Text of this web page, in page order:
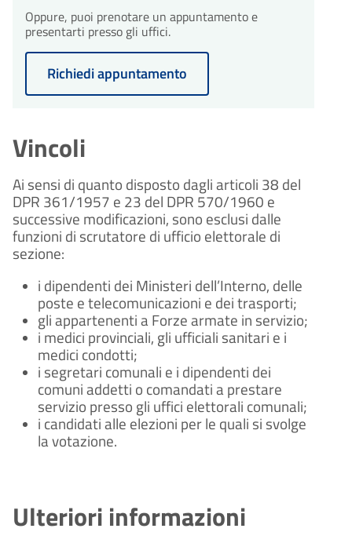
Il procedimento amministrativo
sarà concluso entro un massimo
di 30 giorni dalla presentazione
30 Conclusione del
procedimento
Il procedimento amministrativo
sarà concluso entro un massimo
di 30 giorni dalla presentazione
Oppure, puoi prenotare un appuntamento e
presentarti presso gli uffici.
Richiedi appuntamento
Vincoli
Ai sensi di quanto disposto dagli articoli 38 del
DPR 361/1957 e 23 del DPR 570/1960 e
successive modificazioni, sono esclusi dalle
funzioni di scrutatore di ufficio elettorale di
sezione:
i dipendenti dei Ministeri dell’Interno, delle
poste e telecomunicazioni e dei trasporti;
gli appartenenti a Forze armate in servizio;
i medici provinciali, gli ufficiali sanitari e i
medici condotti;
i segretari comunali e i dipendenti dei
comuni addetti o comandati a prestare
servizio presso gli uffici elettorali comunali;
i candidati alle elezioni per le quali si svolge
la votazione.
Ulteriori informazioni